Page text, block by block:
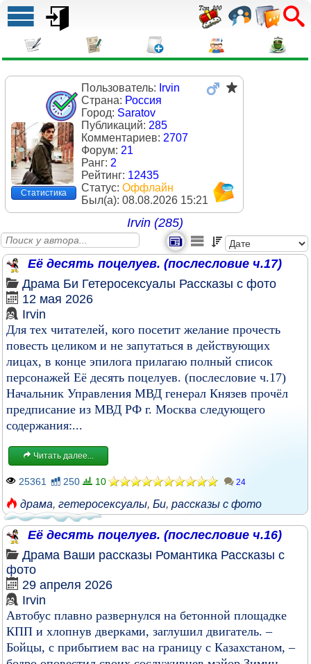
Статистика
Пользователь: Irvin
Страна: Россия
Город: Saratov
Публикаций: 285
Комментариев: 2707
Форум: 21
Ранг: 2
Рейтинг: 12435
Статус: Оффлайн
Был(a): 08.08.2026 15:21
Irvin (285)
Её десять поцелуев. (послесловие ч.17)
Драма Би Гетеросексуалы Рассказы с фото
12 мая 2026
Irvin
Для тех читателей, кого посетит желание прочесть
повесть целиком и не запутаться в действующих
лицах, в конце эпилога прилагаю полный список
персонажей Её десять поцелуев. (послесловие ч.17)
Начальник Управления МВД генерал Князев прочёл
предписание из МВД РФ г. Москва следующего
содержания:...
Читать далее...
25361 250 10 24
драма, гетеросексуалы, Би, рассказы с фото
Её десять поцелуев. (послесловие ч.16)
Драма Ваши рассказы Романтика Рассказы с
фото
29 апреля 2026
Irvin
Автобус плавно развернулся на бетонной площадке
КПП и хлопнув дверками, заглушил двигатель. –
Бойцы, с прибытием вас на границу с Казахстаном, –